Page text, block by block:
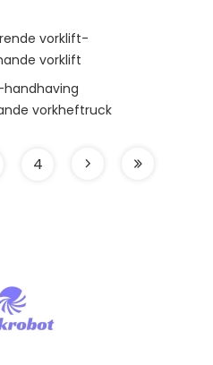
vorklift-
vorklift
vorkheftruck
4